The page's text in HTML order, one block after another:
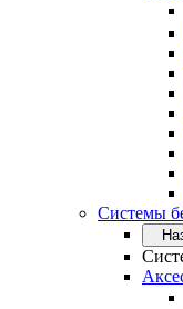
Системы